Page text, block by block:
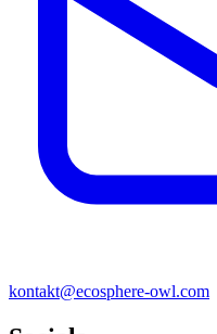
kontakt@ecosphere-owl.com